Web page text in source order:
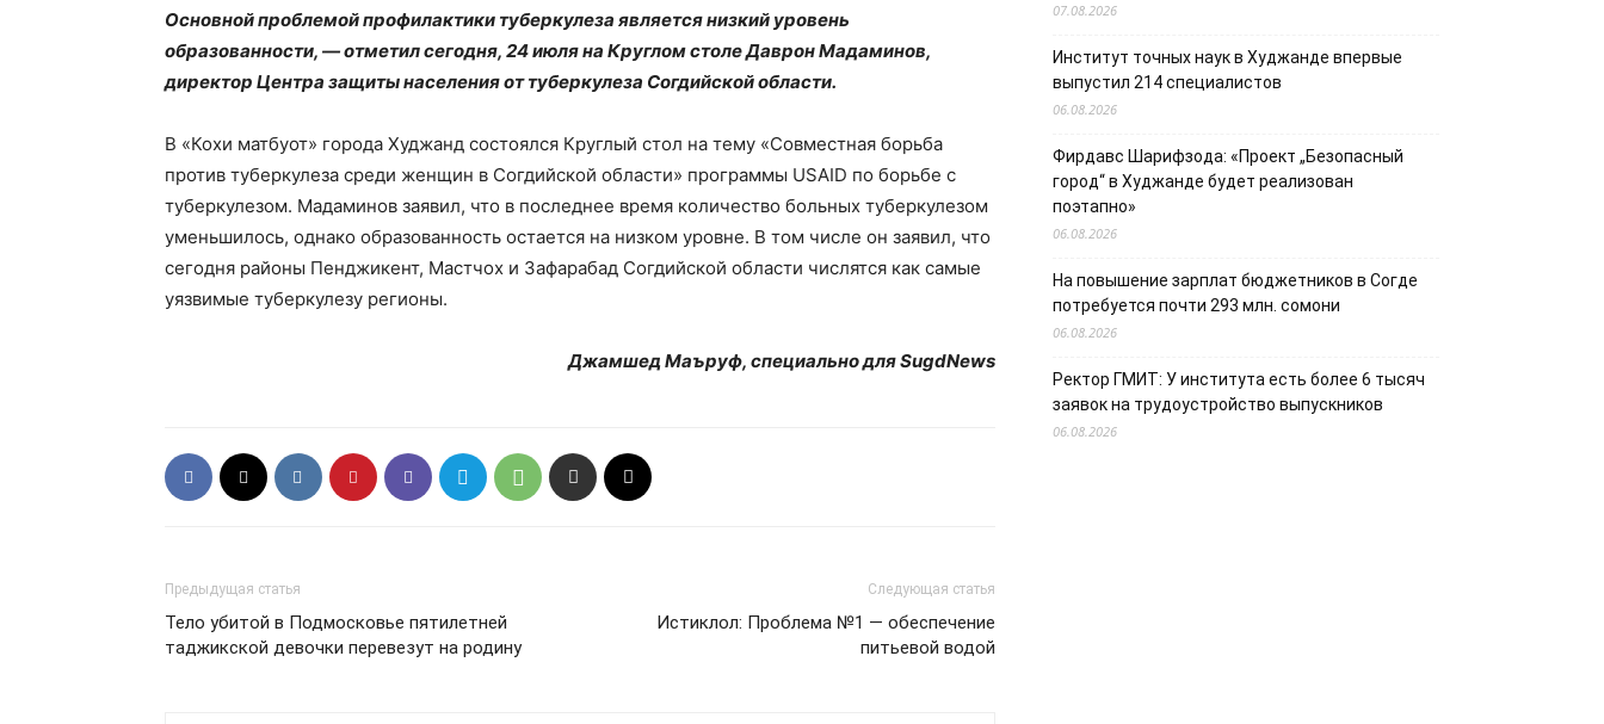
Основной проблемой профилактики туберкулеза является низкий уровень
образованности, — отметил сегодня, 24 июля на Круглом столе Даврон Мадаминов,
директор Центра защиты населения от туберкулеза Согдийской области.
В «Кохи матбуот» города Худжанд состоялся Круглый стол на тему «Совместная борьба
против туберкулеза среди женщин в Согдийской области» программы USAID по борьбе с
туберкулезом. Мадаминов заявил, что в последнее время количество больных туберкулезом
уменьшилось, однако образованность остается на низком уровне. В том числе он заявил, что
сегодня районы Пенджикент, Мастчох и Зафарабад Согдийской области числятся как самые
уязвимые туберкулезу регионы.
Джамшед Маъруф, специально для SugdNews
Предыдущая статья
Тело убитой в Подмосковье пятилетней
таджикской девочки перевезут на родину
Следующая статья
Истиклол: Проблема №1 — обеспечение
питьевой водой
07.08.2026
Институт точных наук в Худжанде впервые
выпустил 214 специалистов
06.08.2026
Фирдавс Шарифзода: «Проект „Безопасный
город“ в Худжанде будет реализован
поэтапно»
06.08.2026
На повышение зарплат бюджетников в Согде
потребуется почти 293 млн. сомони
06.08.2026
Ректор ГМИТ: У института есть более 6 тысяч
заявок на трудоустройство выпускников
06.08.2026